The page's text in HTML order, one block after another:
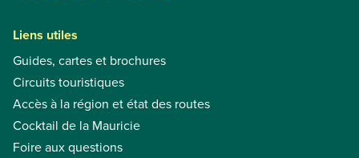
Liens utiles
Guides, cartes et brochures
Circuits touristiques
Accès à la région et état des routes
Cocktail de la Mauricie
Foire aux questions